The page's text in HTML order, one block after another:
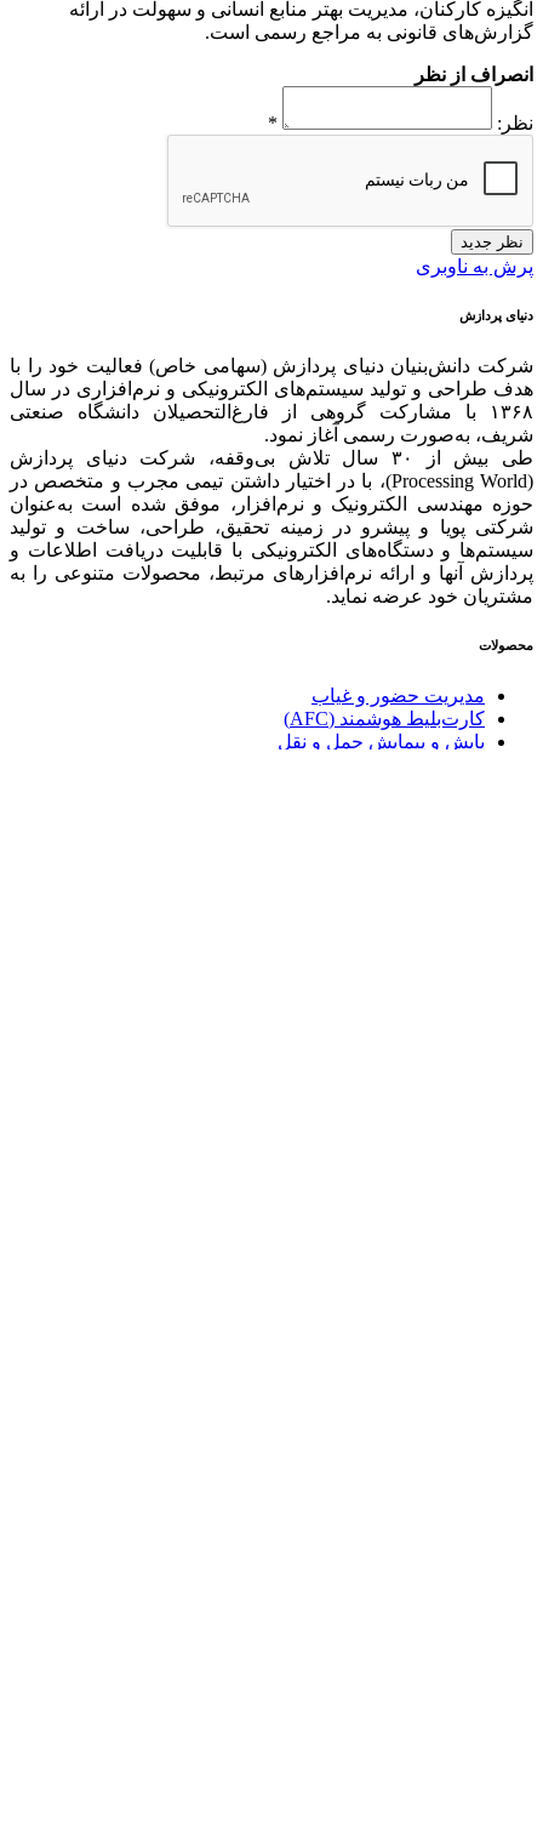
انگیزه کارکنان، مدیریت بهتر منابع انسانی و سهولت در ارائه
گزارش‌های قانونی به مراجع رسمی است.
انصراف از نظر
نظر: *
نظر جدید
پرش به ناوبری
دنیای پردازش
شرکت دانش‌بنیان دنیای پردازش (سهامی خاص) فعالیت خود را با
هدف طراحی و تولید سیستم‌های الکترونیکی و نرم‌افزاری در سال
۱۳۶۸ با مشارکت گروهی از فارغ‌التحصیلان دانشگاه صنعتی
شریف، به‌صورت رسمی آغاز نمود.
طی بیش از ۳۰ سال تلاش بی‌وقفه، شرکت دنیای پردازش
(Processing World)، با در اختیار داشتن تیمی مجرب و متخصص در
حوزه مهندسی الکترونیک و نرم‌افزار، موفق شده است به‌عنوان
شرکتی پویا و پیشرو در زمینه‌ تحقیق، طراحی، ساخت و تولید
سیستم‌ها و دستگاه‌های الکترونیکی با قابلیت دریافت اطلاعات و
پردازش آنها و ارائه‌ نرم‌افزارهای مرتبط، محصولات متنوعی را به
مشتریان خود عرضه نماید.
محصولات
مدیریت حضور و غیاب
کارت‌بلیط هوشمند (AFC)
پایش و پیمایش حمل و نقل